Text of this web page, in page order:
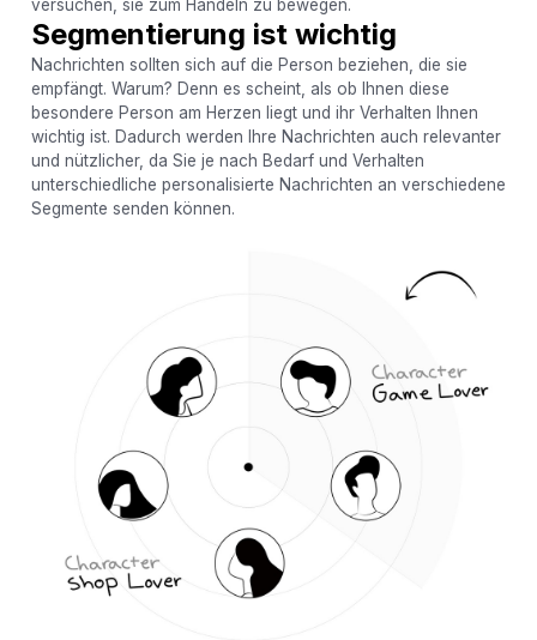
versuchen, sie zum Handeln zu bewegen.
Segmentierung ist wichtig
Nachrichten sollten sich auf die Person beziehen, die sie
empfängt. Warum? Denn es scheint, als ob Ihnen diese
besondere Person am Herzen liegt und ihr Verhalten Ihnen
wichtig ist. Dadurch werden Ihre Nachrichten auch relevanter
und nützlicher, da Sie je nach Bedarf und Verhalten
unterschiedliche personalisierte Nachrichten an verschiedene
Segmente senden können.